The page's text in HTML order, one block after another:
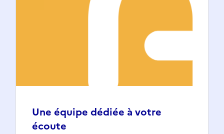
Une équipe dédiée à votre
écoute